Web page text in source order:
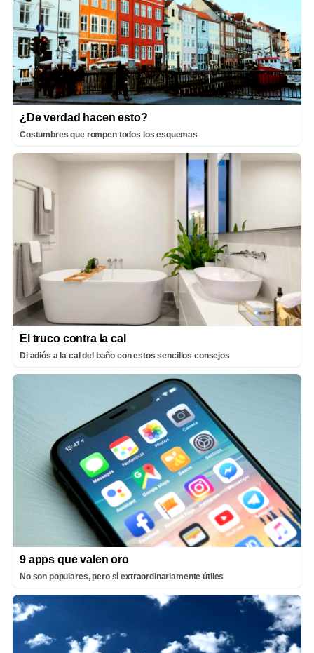
¿De verdad hacen esto?
Costumbres que rompen todos los esquemas
El truco contra la cal
Di adiós a la cal del baño con estos sencillos consejos
9 apps que valen oro
No son populares, pero sí extraordinariamente útiles